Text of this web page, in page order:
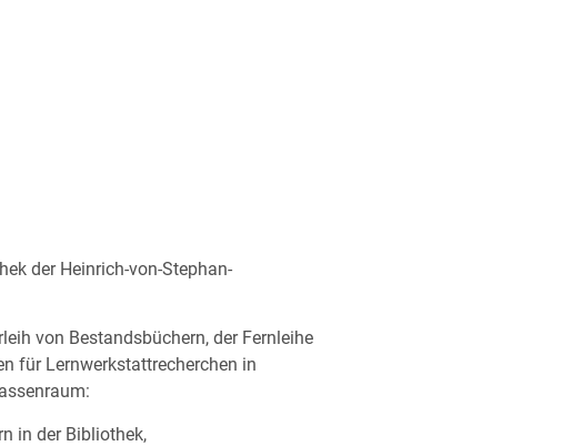
der Heinrich-von-Stephan-
von Bestandsbüchern, der Fernleihe
für Lernwerkstattrecherchen in
in der Bibliothek,